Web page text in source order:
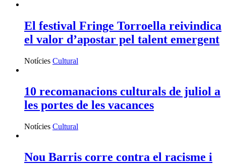
El festival Fringe Torroella reivindica
el valor d’apostar pel talent emergent
Notícies Cultural
10 recomanacions culturals de juliol a
les portes de les vacances
Notícies Cultural
Nou Barris corre contra el racisme i